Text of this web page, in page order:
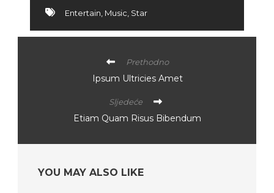
Entertain Music Star
Prethodno
Ipsum Ultricies Amet
Sljedeće
Etiam Quam Risus Bibendum
YOU MAY ALSO LIKE